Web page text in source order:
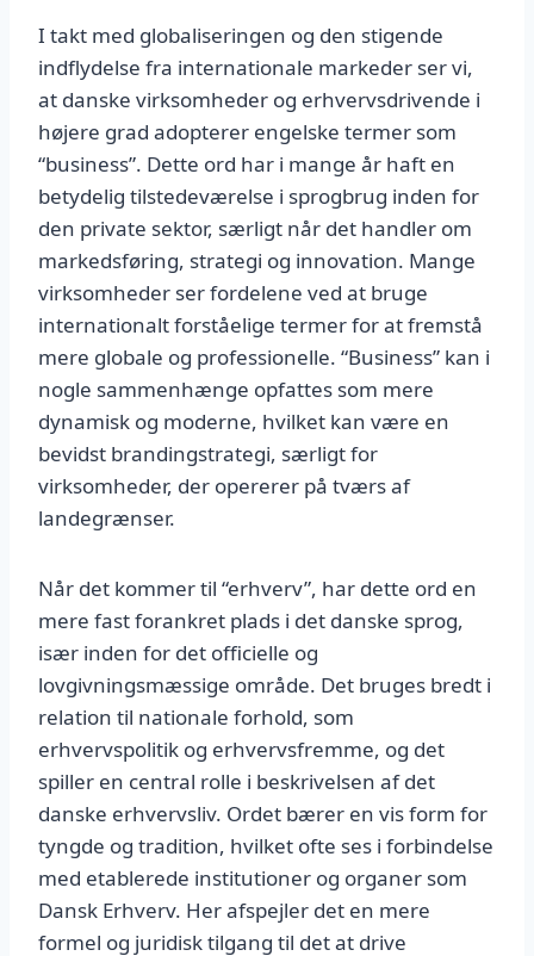
I takt med globaliseringen og den stigende
indflydelse fra internationale markeder ser vi,
at danske virksomheder og erhvervsdrivende i
højere grad adopterer engelske termer som
“business”. Dette ord har i mange år haft en
betydelig tilstedeværelse i sprogbrug inden for
den private sektor, særligt når det handler om
markedsføring, strategi og innovation. Mange
virksomheder ser fordelene ved at bruge
internationalt forståelige termer for at fremstå
mere globale og professionelle. “Business” kan i
nogle sammenhænge opfattes som mere
dynamisk og moderne, hvilket kan være en
bevidst brandingstrategi, særligt for
virksomheder, der opererer på tværs af
landegrænser.
Når det kommer til “erhverv”, har dette ord en
mere fast forankret plads i det danske sprog,
især inden for det officielle og
lovgivningsmæssige område. Det bruges bredt i
relation til nationale forhold, som
erhvervspolitik og erhvervsfremme, og det
spiller en central rolle i beskrivelsen af det
danske erhvervsliv. Ordet bærer en vis form for
tyngde og tradition, hvilket ofte ses i forbindelse
med etablerede institutioner og organer som
Dansk Erhverv. Her afspejler det en mere
formel og juridisk tilgang til det at drive